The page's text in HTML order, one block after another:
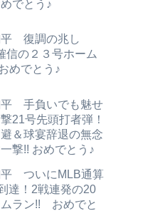
でとう♪
平 復調の兆し
の２３号ホーム
めでとう♪
平 手負いでも魅せ
21号先頭打者弾！
＆球宴辞退の無念
撃!! おめでとう♪
平 ついにMLB通算
達！2戦連発の20
ラン!! おめでと